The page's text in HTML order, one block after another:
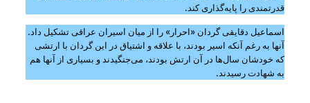
قدرتمندی را پایه‌گذاری کند.
اسماعیل دقایقی گردان «احرار» را از میان اسیران عراقی تشکیل داد.
آنها به رغم آنکه اسیر بودند، با علاقه و اشتیاق در این گردان با ارتشی
که خودشان سال‌ها در آن ارتش بودند، می‌جنگیدند و بسیاری از آنها هم
به شهادت رسیدند.